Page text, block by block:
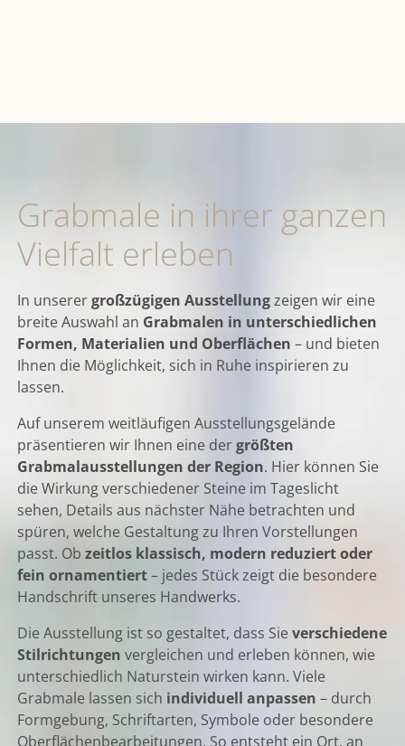
Grabmale in ihrer ganzen
Vielfalt erleben
In unserergroßzügigen Ausstellungzeigen wir eine
breite Auswahl an Grabmalen in unterschiedlichen
Formen, Materialien und Oberflächen – und bieten
Ihnen die Möglichkeit, sich in Ruhe inspirieren zu
lassen.
Auf unserem weitläufigen Ausstellungsgelände
präsentieren wir Ihnen eine dergrößten
Grabmalausstellungen der Region. Hier können Sie
die Wirkung verschiedener Steine im Tageslicht
sehen, Details aus nächster Nähe betrachten und
spüren, welche Gestaltung zu Ihren Vorstellungen
passt. Obzeitlos klassisch, modern reduziert oder
fein ornamentiert– jedes Stück zeigt die besondere
Handschrift unseres Handwerks.
Die Ausstellung ist so gestaltet, dass Sieverschiedene
Stilrichtungen vergleichen und erleben können, wie
unterschiedlich Naturstein wirken kann. Viele
Grabmale lassen sich individuell anpassen – durch
Formgebung, Schriftarten, Symbole oder besondere
Oberflächen­bearbeitungen. So entsteht ein Ort, an